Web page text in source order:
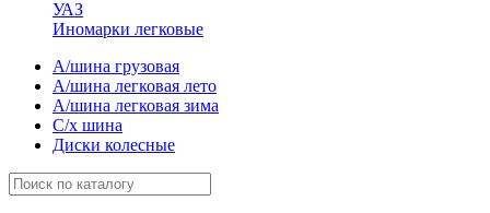
УАЗ
Иномарки легковые
А/шина грузовая
А/шина легковая лето
А/шина легковая зима
С/х шина
Диски колесные